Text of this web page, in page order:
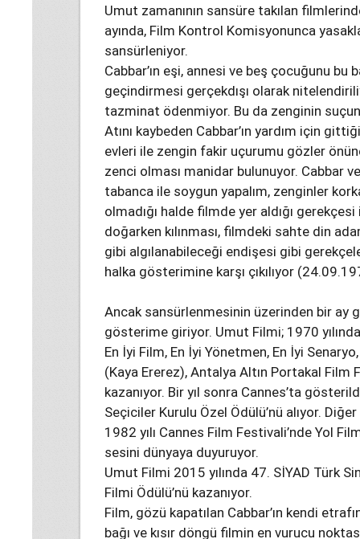
Umut zamanının sansüre takılan
ayında, Film Kontrol Komisyonunca
sansürleniyor.
Cabbar’ın eşi, annesi ve beş çocuğunu bu
geçindirmesi gerçekdışı olarak
tazminat ödenmiyor. Bu da zenginin
Atını kaybeden Cabbar’ın yardım için
evleri ile zengin fakir uçurumu gözler
zenci olması manidar bulunuyor. Cabbar
tabanca ile soygun yapalım, zenginler
olmadığı halde filmde yer aldığı
doğarken kılınması, filmdeki sahte din
gibi algılanabileceği endişesi gibi
halka gösterimine karşı çıkılıyor
Ancak sansürlenmesinin üzerinden bir ay
gösterime giriyor. Umut Filmi; 1970
En İyi Film, En İyi Yönetmen, En İyi
(Kaya Ererez), Antalya Altın Portakal Film
kazanıyor. Bir yıl sonra Cannes’ta
Seçiciler Kurulu Özel Ödülü’nü alıyor.
1982 yılı Cannes Film Festivali’nde Yol
sesini dünyaya duyuruyor.
Umut Filmi 2015 yılında 47. SİYAD Türk
Filmi Ödülü’nü kazanıyor.
Film, gözü kapatılan Cabbar’ın kendi
bağı ve kısır döngü filmin en vurucu